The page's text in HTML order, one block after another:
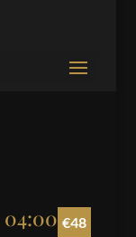
04:00 €48